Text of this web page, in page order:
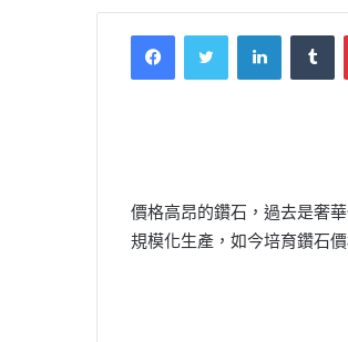
價格高昂的鑽石，過去是奢
規模化生產，如今培育鑽石